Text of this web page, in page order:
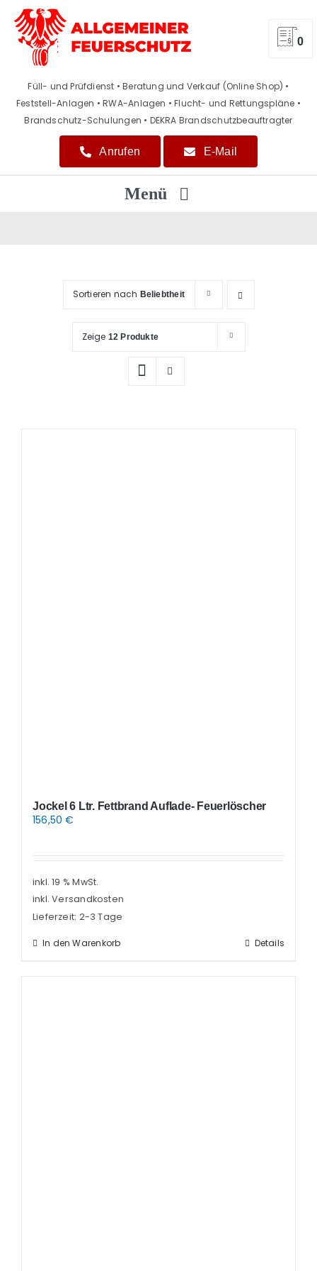
Inhalt
springen
Füll- und Prüfdienst • Beratung und Verkauf (Online Shop) •
Feststell-Anlagen • RWA-Anlagen • Flucht- und Rettungspläne •
Brandschutz-Schulungen • DEKRA Brandschutzbeauftragter
Anrufen E-Mail
0
Menü
Sortieren nach Beliebtheit
Zeige 12 Produkte
Jockel 6 Ltr. Fettbrand Auflade- Feuerlöscher
156,50€
inkl. 19 % MwSt.
inkl. Versandkosten
Lieferzeit: 2-3 Tage
In den Warenkorb Details